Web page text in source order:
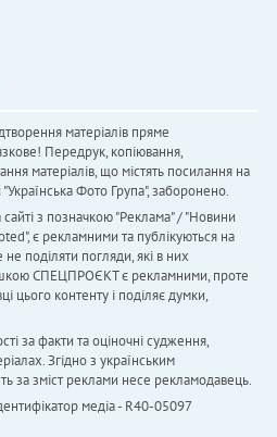
матеріалів пряме
Передрук, копіювання,
матеріалів, що містять посилання на
Фото Група", заборонено.
сайті з позначкою "Реклама" / "Новини
є рекламними та публікуються на
поділяти погляди, які в них
СПЕЦПРОЄКТ є рекламними, проте
цього контенту і поділяє думки,
за факти та оціночні судження,
Згідно з українським
за зміст реклами несе рекламодавець.
медіа - R40-05097